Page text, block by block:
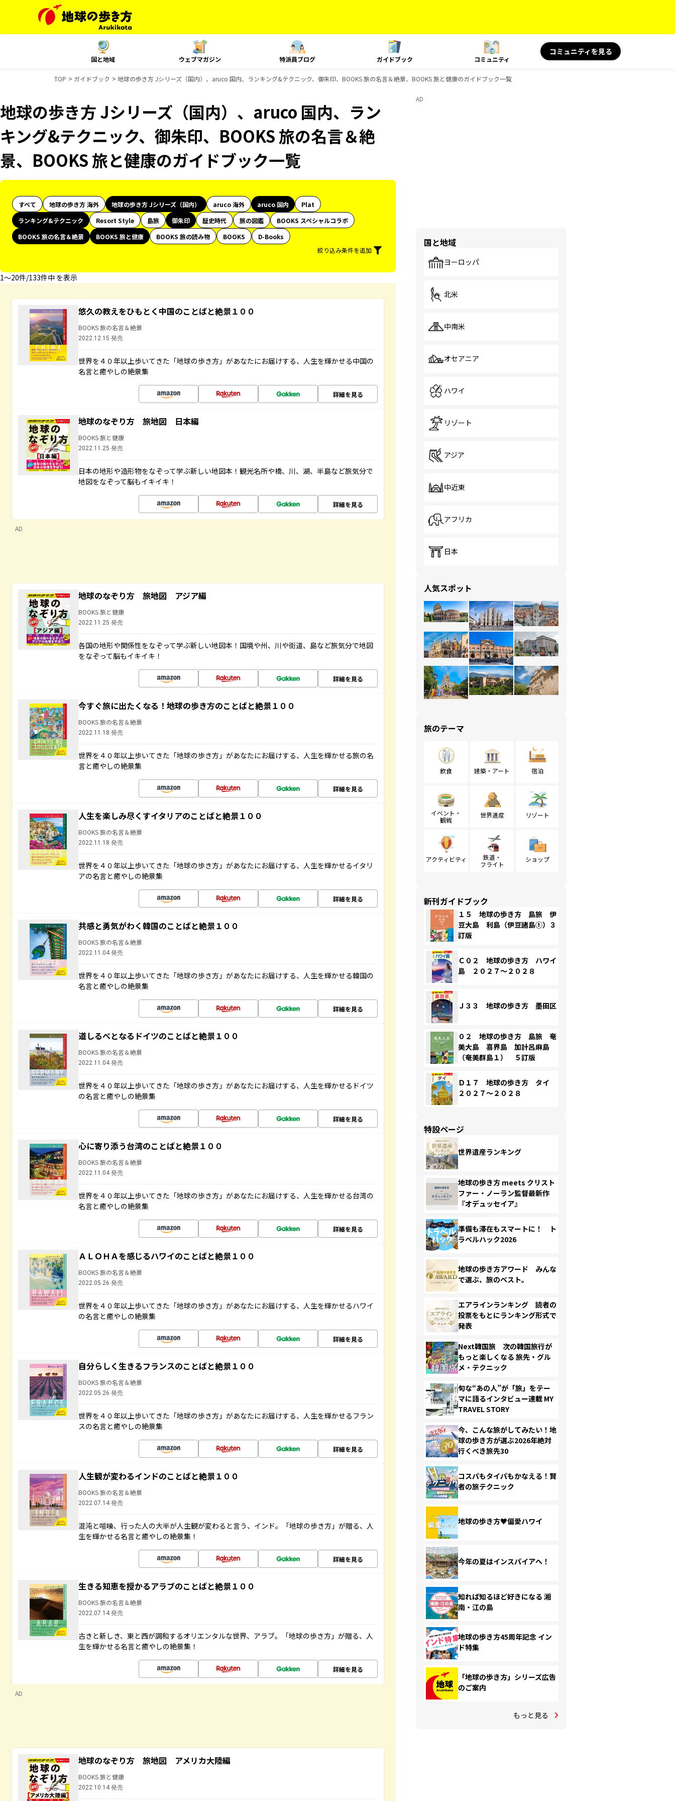
国と地域 ウェブマガジン 特派員ブログ ガイドブック コミュニティ
コミュニティを見る
TOP ガイドブック 地球の歩き方 Jシリーズ（国内）、aruco 国内、ランキング&テクニック、御朱印、BOOKS 旅の名言＆絶景、BOOKS 旅と健康のガイドブック一覧
地球の歩き方 Jシリーズ（国内）、aruco 国内、ラン
キング&テクニック、御朱印、BOOKS 旅の名言＆絶
景、BOOKS 旅と健康のガイドブック一覧
すべて 地球の歩き方 海外 地球の歩き方 Jシリーズ（国内） aruco 海外 aruco 国内
Plat
ランキング&テクニック
Resort Style 島旅 御朱印 歴史時代 旅の図鑑
BOOKS スペシャルコラボ
BOOKS 旅の名言＆絶景
BOOKS 旅と健康 BOOKS 旅の読み物 BOOKS
D-Books
絞り込み条件を追加
1〜20件/133件中 を表示
悠久の教えをひもとく中国のことばと絶景１００
BOOKS 旅の名言＆絶景
2022.12.15 発売
世界を４０年以上歩いてきた「地球の歩き方」があなたにお届けする、人生を輝かせる中国の
名言と癒やしの絶景集
詳細を見る
地球のなぞり方 旅地図 日本編
BOOKS 旅と健康
2022.11.25 発売
日本の地形や造形物をなぞって学ぶ新しい地図本！観光名所や橋、川、湖、半島など旅気分で
地図をなぞって脳もイキイキ！
詳細を見る
AD
地球のなぞり方 旅地図 アジア編
BOOKS 旅と健康
2022.11.25 発売
各国の地形や関係性をなぞって学ぶ新しい地図本！国境や州、川や街道、島など旅気分で地図
をなぞって脳もイキイキ！
詳細を見る
今すぐ旅に出たくなる！地球の歩き方のことばと絶景１００
BOOKS 旅の名言＆絶景
2022.11.18 発売
世界を４０年以上歩いてきた「地球の歩き方」があなたにお届けする、人生を輝かせる旅の名
言と癒やしの絶景集
詳細を見る
人生を楽しみ尽くすイタリアのことばと絶景１００
BOOKS 旅の名言＆絶景
2022.11.18 発売
世界を４０年以上歩いてきた「地球の歩き方」があなたにお届けする、人生を輝かせるイタリ
アの名言と癒やしの絶景集
詳細を見る
共感と勇気がわく韓国のことばと絶景１００
BOOKS 旅の名言＆絶景
2022.11.04 発売
世界を４０年以上歩いてきた「地球の歩き方」があなたにお届けする、人生を輝かせる韓国の
名言と癒やしの絶景集
詳細を見る
道しるべとなるドイツのことばと絶景１００
BOOKS 旅の名言＆絶景
2022.11.04 発売
世界を４０年以上歩いてきた「地球の歩き方」があなたにお届けする、人生を輝かせるドイツ
の名言と癒やしの絶景集
詳細を見る
心に寄り添う台湾のことばと絶景１００
BOOKS 旅の名言＆絶景
2022.11.04 発売
世界を４０年以上歩いてきた「地球の歩き方」があなたにお届けする、人生を輝かせる台湾の
名言と癒やしの絶景集
詳細を見る
ＡＬＯＨＡを感じるハワイのことばと絶景１００
BOOKS 旅の名言＆絶景
2022.05.26 発売
世界を４０年以上歩いてきた「地球の歩き方」があなたにお届けする、人生を輝かせるハワイ
の名言と癒やしの絶景集
詳細を見る
自分らしく生きるフランスのことばと絶景１００
BOOKS 旅の名言＆絶景
2022.05.26 発売
世界を４０年以上歩いてきた「地球の歩き方」があなたにお届けする、人生を輝かせるフラン
スの名言と癒やしの絶景集
詳細を見る
人生観が変わるインドのことばと絶景１００
BOOKS 旅の名言＆絶景
2022.07.14 発売
混沌と喧噪、行った人の大半が人生観が変わると言う、インド。「地球の歩き方」が贈る、人
生を輝かせる名言と癒やしの絶景集！
詳細を見る
生きる知恵を授かるアラブのことばと絶景１００
BOOKS 旅の名言＆絶景
2022.07.14 発売
古きと新しき、東と西が調和するオリエンタルな世界、アラブ。「地球の歩き方」が贈る、人
生を輝かせる名言と癒やしの絶景集！
詳細を見る
AD
地球のなぞり方 旅地図 アメリカ大陸編
BOOKS 旅と健康
2022.10.14 発売
AD
国と地域
ヨーロッパ
北米
中南米
オセアニア
ハワイ
リゾート
アジア
中近東
アフリカ
日本
人気スポット
旅のテーマ
飲食 建築・アート 宿泊
イベント・
観戦
世界遺産 リゾート
アクティビティ
鉄道・
フライト
ショップ
新刊ガイドブック
１５ 地球の歩き方 島旅 伊
豆大島 利島（伊豆諸島①）３
訂版
Ｃ０２ 地球の歩き方 ハワイ
島 ２０２７～２０２８
Ｊ３３ 地球の歩き方 墨田区
０２ 地球の歩き方 島旅 奄
美大島 喜界島 加計呂麻島
（奄美群島１） ５訂版
Ｄ１７ 地球の歩き方 タイ
２０２７～２０２８
特設ページ
世界遺産ランキング
地球の歩き方 meets クリスト
ファー・ノーラン監督最新作
『オデュッセイア』
準備も滞在もスマートに！ ト
ラベルハック2026
地球の歩き方アワード みんな
で選ぶ、旅のベスト。
エアラインランキング 読者の
投票をもとにランキング形式で
発表
Next韓国旅 次の韓国旅行が
もっと楽しくなる 旅先・グル
メ・テクニック
旬な“あの人”が「旅」をテー
マに語るインタビュー連載 MY
TRAVEL STORY
今、こんな旅がしてみたい！地
球の歩き方が選ぶ2026年絶対
行くべき旅先30
コスパもタイパもかなえる！賢
者の旅テクニック
地球の歩き方♥偏愛ハワイ
今年の夏はインスパイアへ！
知れば知るほど好きになる 湘
南・江の島
地球の歩き方45周年記念 イン
ド特集
「地球の歩き方」シリーズ広告
のご案内
もっと見る